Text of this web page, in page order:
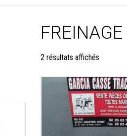
FREINAGE
2 résultats affichésTrié
du
plus
récent
au